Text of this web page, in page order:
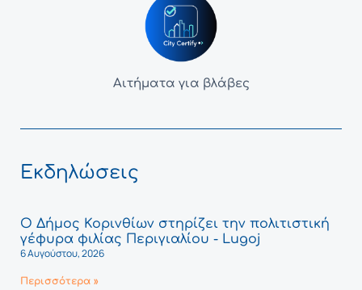
Αιτήματα για βλάβες
Εκδηλώσεις
Ο Δήμος Κορινθίων στηρίζει την πολιτιστική
γέφυρα φιλίας Περιγιαλίου - Lugoj
6 Αυγούστου, 2026
Περισσότερα »